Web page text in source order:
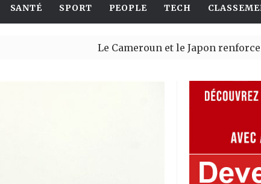
SANTÉ SPORT PEOPLE TECH
Le Cameroun et le Japon renforcent leur